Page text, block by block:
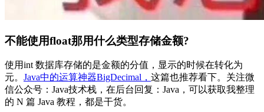
不能使用float那用什么类型存储金额?
使用int 数据库存储的是金额的分值，显示的时候在转化为
元。 Java中的运算神器BigDecimal， 这篇也推荐看下。关注微
信公众号：Java技术栈，在后台回复：Java，可以获取我整理
的 N 篇 Java 教程，都是干货。